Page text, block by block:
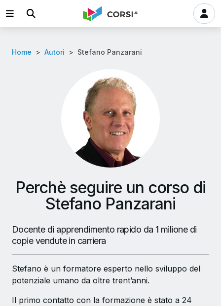
Home Autori Stefano Panzarani
Perchè seguire un corso di
Stefano Panzarani
Docente di apprendimento rapido da 1 milione di
copie vendute in carriera
Stefano è un formatore esperto nello sviluppo del
potenziale umano da oltre trent’anni.
Il primo contatto con la formazione è stato a 24